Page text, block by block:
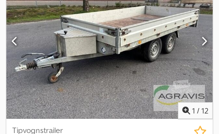
Dodpfxezaxv As Ahijck Boltet V-trækstang 4 aftagelige
hjørnestolper 400 mm høje aluminiums sidevægge med
indbyggede låse Frontvæg kan klappes ned Fastgørelseskroge på
chassis Dæk 195/50R13 C med sort fælg Inkl. registreringspapirer
Mulige ekstraudstyr og tilbehør til denne trailer: Integrerede
aluminiumskøreplader under ladet Støtteben bagtil Frontgitter til
transport af lange materialer 100 km/t godkendelse med
hjulstøddæmpere Surringsskinner, ankerskinner, ekstra
lastsikring, sperrebjælker, surringsremme mv. Registrering af din
nye trailer hos motorkontoret
1 / 12
Tipvognstrailer